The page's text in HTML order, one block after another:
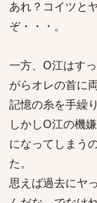
あれ？コイツと
ぞ・・・。
一方、O江はす
がらオレの首に
記憶の糸を手繰
しかしO江の機
になってしまう
た。
思えば過去にヤ